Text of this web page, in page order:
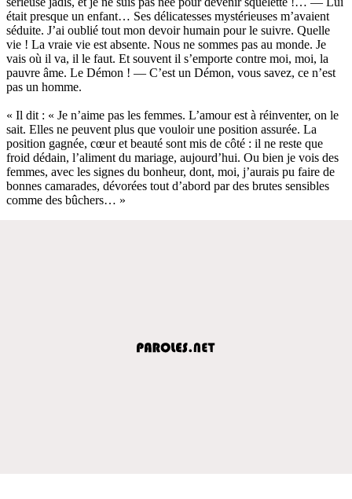
était presque un enfant… Ses délicatesses mystérieuses m’avaient
séduite. J’ai oublié tout mon devoir humain pour le suivre. Quelle
vie ! La vraie vie est absente. Nous ne sommes pas au monde. Je
vais où il va, il le faut. Et souvent il s’emporte contre moi, moi, la
pauvre âme. Le Démon ! — C’est un Démon, vous savez, ce n’est
pas un homme.
« Il dit : « Je n’aime pas les femmes. L’amour est à réinventer, on le
sait. Elles ne peuvent plus que vouloir une position assurée. La
position gagnée, cœur et beauté sont mis de côté : il ne reste que
froid dédain, l’aliment du mariage, aujourd’hui. Ou bien je vois des
femmes, avec les signes du bonheur, dont, moi, j’aurais pu faire de
bonnes camarades, dévorées tout d’abord par des brutes sensibles
comme des bûchers… »